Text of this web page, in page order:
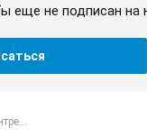
еще не подписан на